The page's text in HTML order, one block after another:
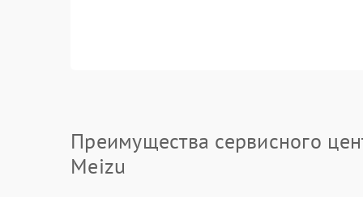
Преимущества сервисного
Meizu